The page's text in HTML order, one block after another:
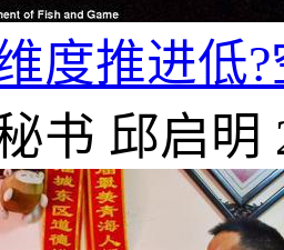
度推进低
书 邱启明